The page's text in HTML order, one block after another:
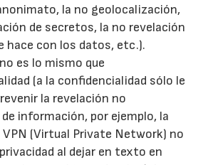
la no geolocalización,
de secretos, la no revelación
hace con los datos, etc.).
es lo mismo que
(a la confidencialidad sólo le
la revelación no
información, por ejemplo, la
(Virtual Private Network) no
al dejar en texto en